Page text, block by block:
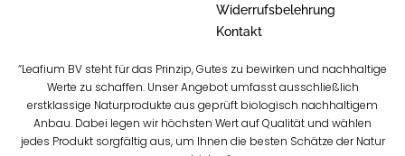
Widerrufsbelehrung
Kontakt
“Leafium BV steht für das Prinzip, Gutes zu bewirken und nachhaltige
Werte zu schaffen. Unser Angebot umfasst ausschließlich
erstklassige Naturprodukte aus geprüft biologisch nachhaltigem
Anbau. Dabei legen wir höchsten Wert auf Qualität und wählen
jedes Produkt sorgfältig aus, um Ihnen die besten Schätze der Natur